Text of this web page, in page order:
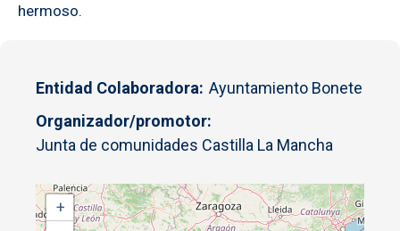
hermoso.
Entidad Colaboradora Ayuntamiento Bonete
Organizador/promotor
Junta de comunidades Castilla La Mancha
+